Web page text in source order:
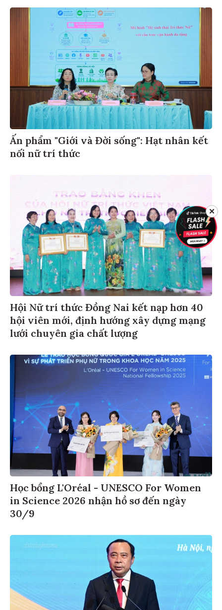
Ấn phẩm "Giới và Đời sống": Hạt nhân kết
nối nữ trí thức
Hội Nữ trí thức Đồng Nai kết nạp hơn 40
hội viên mới, định hướng xây dựng mạng
lưới chuyên gia chất lượng
Học bổng L'Oréal - UNESCO For Women
in Science 2026 nhận hồ sơ đến ngày
30/9
✕